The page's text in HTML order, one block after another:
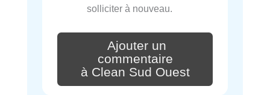
solliciter à nouveau.
Ajouter un
commentaire
à Clean Sud Ouest